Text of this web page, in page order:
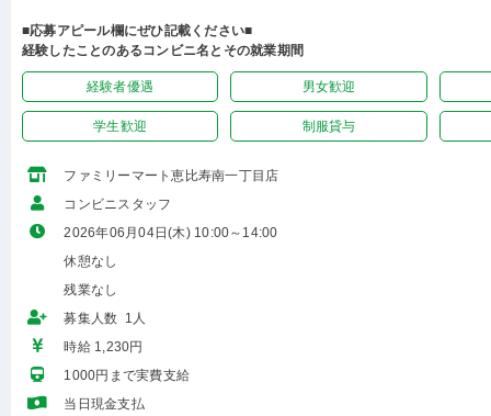
■応募アピール欄にぜひ記載ください■
経験したことのあるコンビニ名とその就業期間
経験者優遇 男女歓迎
学生歓迎 制服貸与
ファミリーマート恵比寿南一丁目店
コンビニスタッフ
2026年06月04日(木) 10:00～14:00
休憩なし
残業なし
募集人数 1人
時給 1,230円
1000円まで実費支給
当日現金支払